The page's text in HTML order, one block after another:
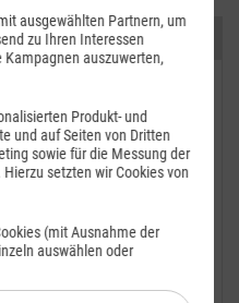
ausgewählten Partnern, um
zu Ihren Interessen
auszuwerten,
Produkt- und
und auf Seiten von Dritten
sowie für die Messung der
setzten wir Cookies von
(mit Ausnahme der
auswählen oder